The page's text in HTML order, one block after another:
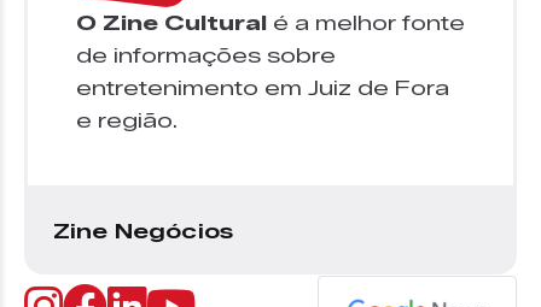
O Zine Cultural é a melhor fonte
de informações sobre
entretenimento em Juiz de Fora
e região.
Zine Negócios